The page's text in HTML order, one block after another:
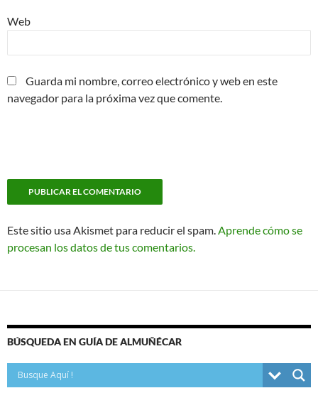
Web
Guarda mi nombre, correo electrónico y web en este
navegador para la próxima vez que comente.
Este sitio usa Akismet para reducir el spam. Aprende cómo se
procesan los datos de tus comentarios.
BÚSQUEDA EN GUÍA DE ALMUÑÉCAR